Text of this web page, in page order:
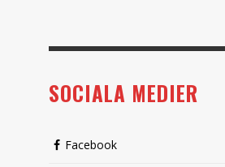
SOCIALA MEDIER
Facebook